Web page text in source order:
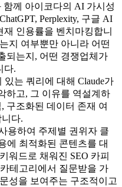
함께 아이코다의 AI 가시성
Perplexity, 구글 AI
인용률을 벤치마킹합니
지 여부뿐만 아니라 어떤
되는지, 어떤 경쟁업체가
다.
있는 쿼리에 대해 Claude가
하고, 그 이유를 역설계하
구조화된 데이터 존재 여
다.
용하여 주제별 권위자 클
에 최적화된 콘텐츠를 대
워드로 채워진 SEO 카피
테고리에서 질문받을 가
성을 보여주는 구조적이고